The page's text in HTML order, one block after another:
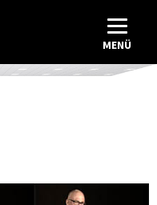
MENÜ